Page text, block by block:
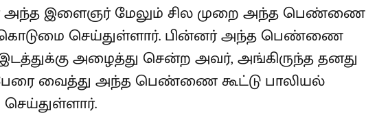
இளைஞர் மேலும் சில முறை அந்த பெண்ணை
செய்துள்ளார். பின்னர் அந்த பெண்ணை
அழைத்து சென்ற அவர், அங்கிருந்த தனது
வைத்து அந்த பெண்ணை கூட்டு பாலியல்